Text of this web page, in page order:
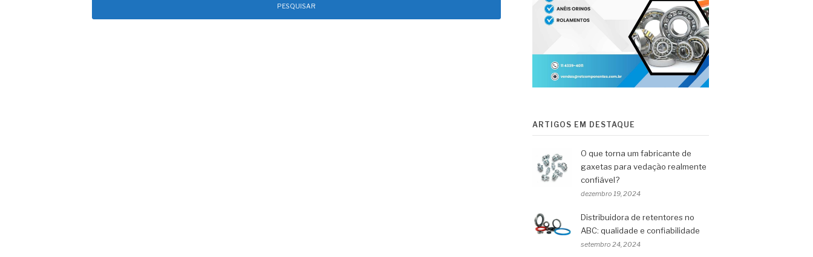
ARTIGOS EM DESTAQUE
O que torna um fabricante de
gaxetas para vedação realmente
confiável?
dezembro 19, 2024
Distribuidora de retentores no
ABC: qualidade e confiabilidade
setembro 24, 2024